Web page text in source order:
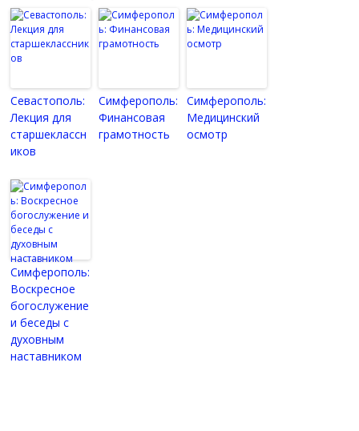
Севастополь:
Лекция для
старшеклассн
иков
Симферополь:
Финансовая
грамотность
Симферополь:
Медицинский
осмотр
Симферополь:
Воскресное
богослужение
и беседы с
духовным
наставником